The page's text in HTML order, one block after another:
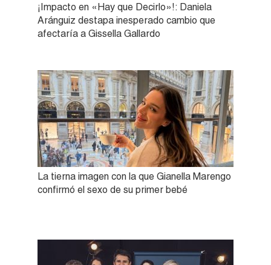
¡Impacto en «Hay que Decirlo»!: Daniela
Aránguiz destapa inesperado cambio que
afectaría a Gissella Gallardo
La tierna imagen con la que Gianella Marengo
confirmó el sexo de su primer bebé